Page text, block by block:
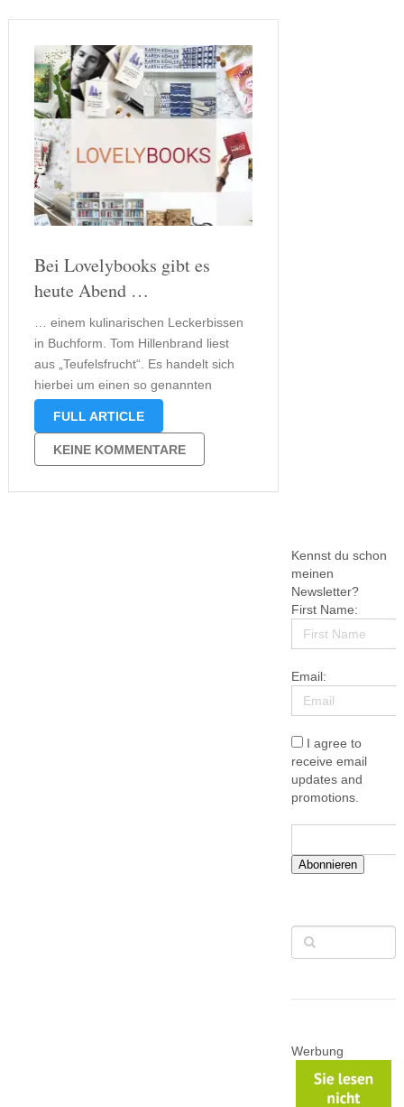
Bei Lovelybooks gibt es
heute Abend …
… einem kulinarischen Leckerbissen
in Buchform. Tom Hillenbrand liest
aus „Teufelsfrucht“. Es handelt sich
hierbei um einen so genannten
kulinarischen Krimi. Bereits vor
Trailer zu einem anderen
kulinarischen Krimi serviert. Schaut
mal hier:
FULL ARTICLE
KEINE KOMMENTARE
Kennst du schon
meinen
Newsletter?
First Name:
Email:
I agree to
receive email
updates and
promotions.
Abonnieren
Werbung